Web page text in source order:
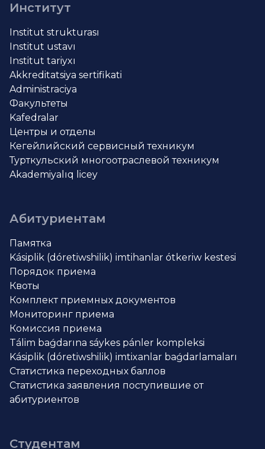
Институт
Institut strukturası
Institut ustavı
Institut tariyxı
Akkreditatsiya sertifikati
Administraciya
Факультеты
Kafedralar
Центры и отделы
Кегейлийский сервисный техникум
Турткульский многоотраслевой техникум
Akademiyalıq licey
Абитуриентам
Памятка
Kásiplik (dóretiwshilik) imtihanlar ótkeriw kestesi
Порядок приема
Квоты
Комплект приемных документов
Мониторинг приема
Комиссия приема
Tálim baǵdarına sáykes pánler kompleksi
Kásiplik (dóretiwshilik) imtixanlar baǵdarlamaları
Статистика переходных баллов
Статистика заявления поступившие от
абитуриентов
Студентам